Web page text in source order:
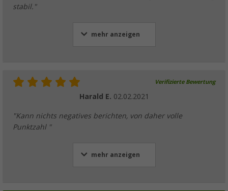
stabil."
mehr anzeigen
Verifizierte Bewertung
Harald E. 02.02.2021
"Kann nichts negatives berichten, von daher volle
Punktzahl "
mehr anzeigen